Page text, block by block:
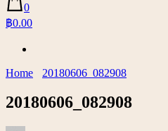
0
฿0.00
Home 20180606_082908
20180606_082908